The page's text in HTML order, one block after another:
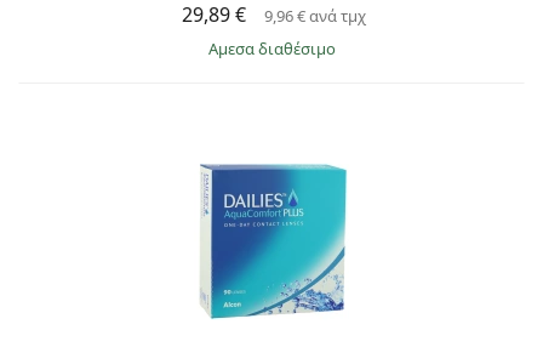
29,89 € 9,96 €ανά τμχ
άμεσα διαθέσιμο